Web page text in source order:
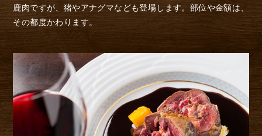
鹿肉ですが、猪やアナグマなども登場します。 部位や金額は、
その都度かわります。